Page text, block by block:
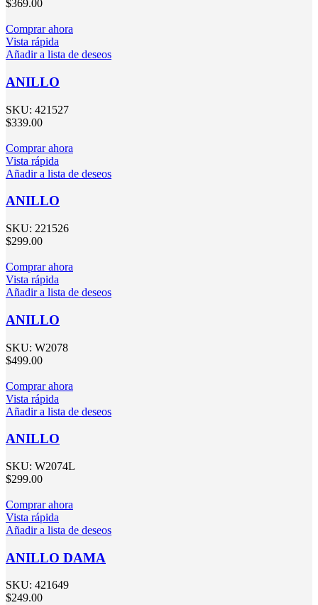
$369.00
Comprar ahora
Vista rápida
Añadir a lista de deseos
ANILLO
SKU: 421527
$339.00
Comprar ahora
Vista rápida
Añadir a lista de deseos
ANILLO
SKU: 221526
$299.00
Comprar ahora
Vista rápida
Añadir a lista de deseos
ANILLO
SKU: W2078
$499.00
Comprar ahora
Vista rápida
Añadir a lista de deseos
ANILLO
SKU: W2074L
$299.00
Comprar ahora
Vista rápida
Añadir a lista de deseos
ANILLO DAMA
SKU: 421649
$249.00